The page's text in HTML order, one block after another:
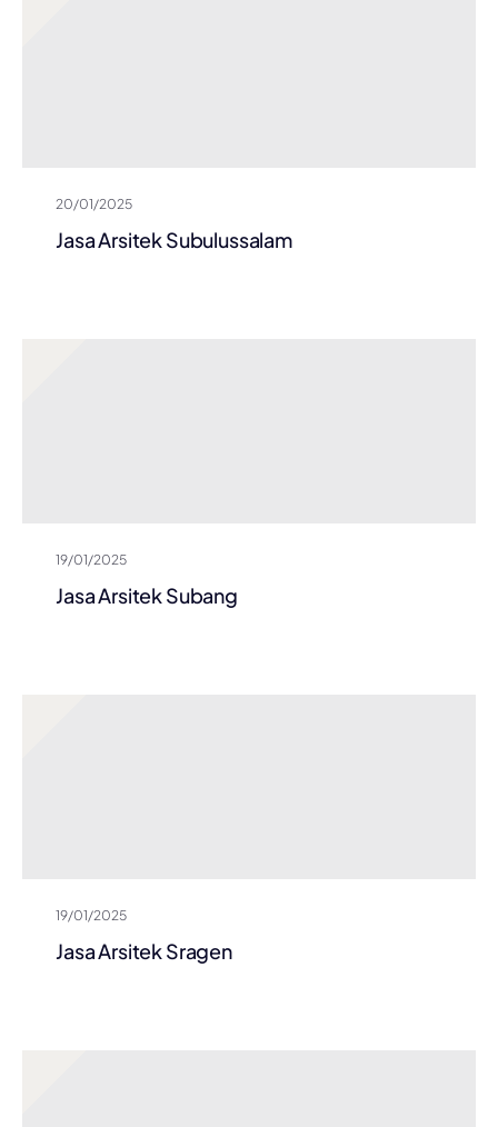
20/01/2025
Jasa Arsitek Subulussalam
19/01/2025
Jasa Arsitek Subang
19/01/2025
Jasa Arsitek Sragen